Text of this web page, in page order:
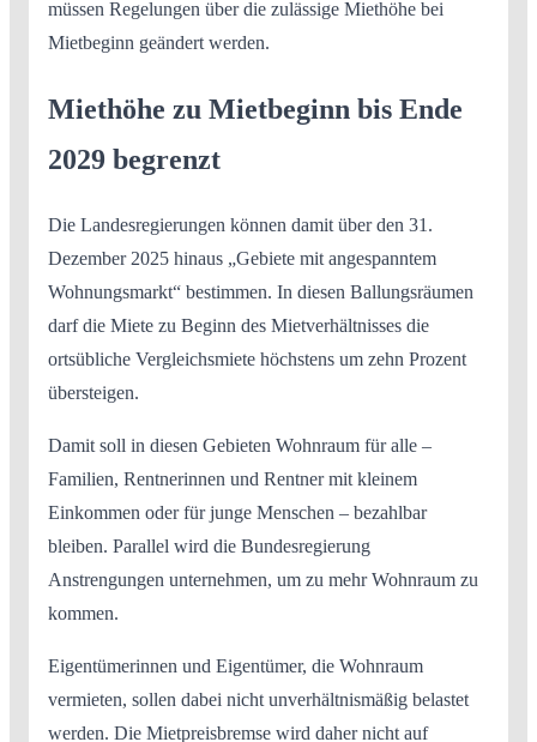
müssen Regelungen über die zulässige Miethöhe bei
Mietbeginn geändert werden.
Miethöhe zu Mietbeginn bis Ende
2029 begrenzt
Die Landesregierungen können damit über den 31.
Dezember 2025 hinaus „Gebiete mit angespanntem
Wohnungsmarkt“ bestimmen. In diesen Ballungsräumen
darf die Miete zu Beginn des Mietverhältnisses die
ortsübliche Vergleichsmiete höchstens um zehn Prozent
übersteigen.
Damit soll in diesen Gebieten Wohnraum für alle –
Familien, Rentnerinnen und Rentner mit kleinem
Einkommen oder für junge Menschen – bezahlbar
bleiben. Parallel wird die Bundesregierung
Anstrengungen unternehmen, um zu mehr Wohnraum zu
kommen.
Eigentümerinnen und Eigentümer, die Wohnraum
vermieten, sollen dabei nicht unverhältnismäßig belastet
werden. Die Mietpreisbremse wird daher nicht auf